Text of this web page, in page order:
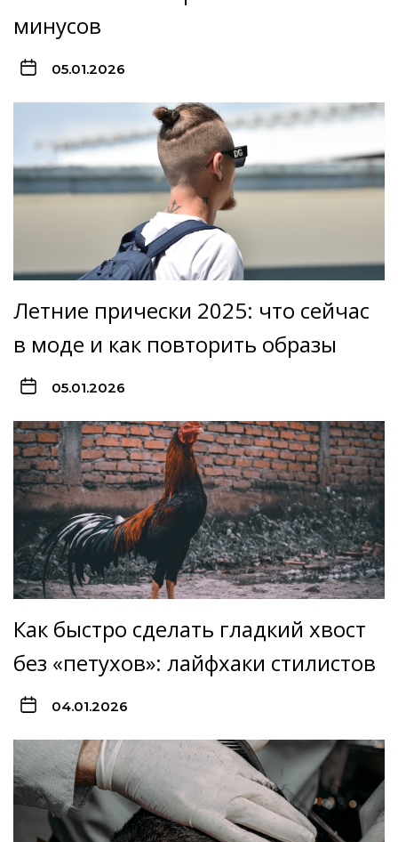
минусов
05.01.2026
Летние прически 2025: что сейчас
в моде и как повторить образы
05.01.2026
Как быстро сделать гладкий хвост
без «петухов»: лайфхаки стилистов
04.01.2026